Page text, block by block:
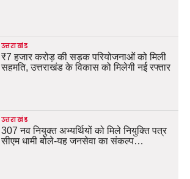
उत्तराखंड
₹7 हजार करोड़ की सड़क परियोजनाओं को मिली
सहमति, उत्तराखंड के विकास को मिलेगी नई रफ्तार
उत्तराखंड
307 नव नियुक्त अभ्यर्थियों को मिले नियुक्ति पत्र
सीएम धामी बोले-यह जनसेवा का संकल्प…